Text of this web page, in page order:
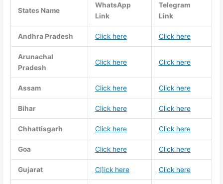
States Name
WhatsApp
Link
Telegram
Link
Andhra Pradesh Click here Click here
Arunachal
Pradesh
Click here Click here
Assam Click here Click here
Bihar Click here Click here
Chhattisgarh Click here Click here
Goa Click here Click here
Gujarat Cl]ick here Click here